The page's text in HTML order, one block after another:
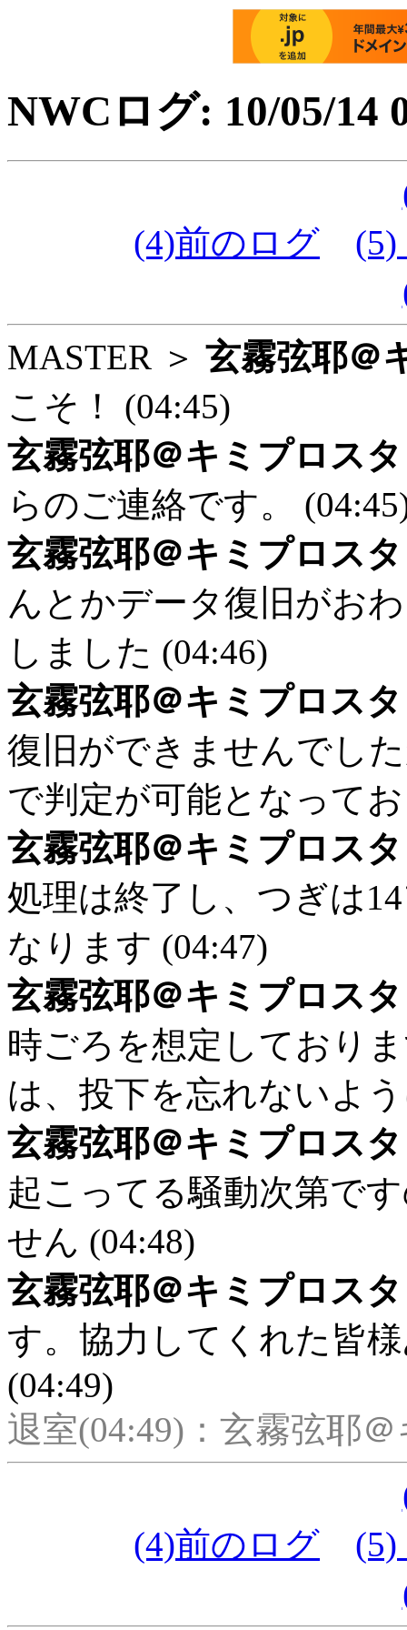
NWCログ: 10/05/14
(4)前のログ
(5)
MASTER ＞ 玄霧弦耶＠
こそ！ (04:45)
玄霧弦耶＠キミプロス
らのご連絡です。
玄霧弦耶＠キミプロス
んとかデータ復旧がお
しました (04:46)
玄霧弦耶＠キミプロス
復旧ができませんでし
で判定が可能となって
玄霧弦耶＠キミプロス
処理は終了し、つぎは
なります (04:47)
玄霧弦耶＠キミプロス
時ごろを想定しており
は、投下を忘れないよ
玄霧弦耶＠キミプロス
起こってる騒動次第で
せん (04:48)
玄霧弦耶＠キミプロス
す。協力してくれた皆
(04:49)
退室(04:49)：玄霧弦耶
(4)前のログ
(5)